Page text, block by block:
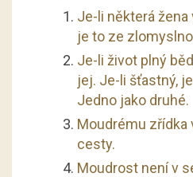
Je-li některá
je to ze
Je-li život plný
jej. Je-li šťastný,
Jedno jako druhé.
Moudrému zřídka
cesty.
Moudrost není v